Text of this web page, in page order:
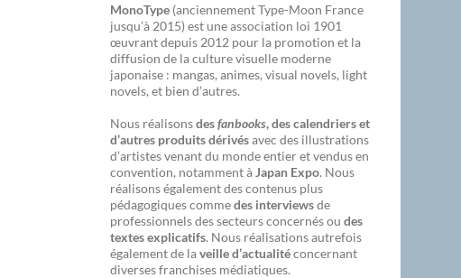
MonoType (anciennement Type-Moon France
jusqu’à 2015) est une association loi 1901
œuvrant depuis 2012 pour la promotion et la
diffusion de la culture visuelle moderne
japonaise : mangas, animes, visual novels, light
novels, et bien d’autres.
Nous réalisonsdesfanbooks, des calendriers et
d’autres produits dérivésavec des illustrations
d’artistes venant du monde entier et vendus en
convention, notamment à Japan Expo. Nous
réalisons également des contenus plus
pédagogiques commedes interviewsde
professionnels des secteurs concernés oudes
textes explicatifs. Nous réalisations autrefois
également de laveille d’actualitéconcernant
diverses franchises médiatiques.